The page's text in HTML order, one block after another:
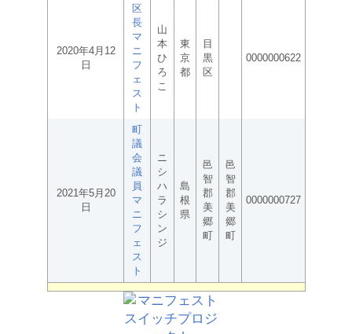
2020年4月12
日
区
長
マ
ニ
フ
ェ
ス
ト
山
本
ひ
ろ
こ
東
京
都
目
黒
区
0000000622
2021年5月20
日
町
議
会
議
員
マ
ニ
フ
ェ
ス
ト
ニ
シ
ハ
ラ
シ
ン
ジ
島
根
県
邑
智
郡
美
郷
町
邑
智
郡
美
郷
町
0000000727